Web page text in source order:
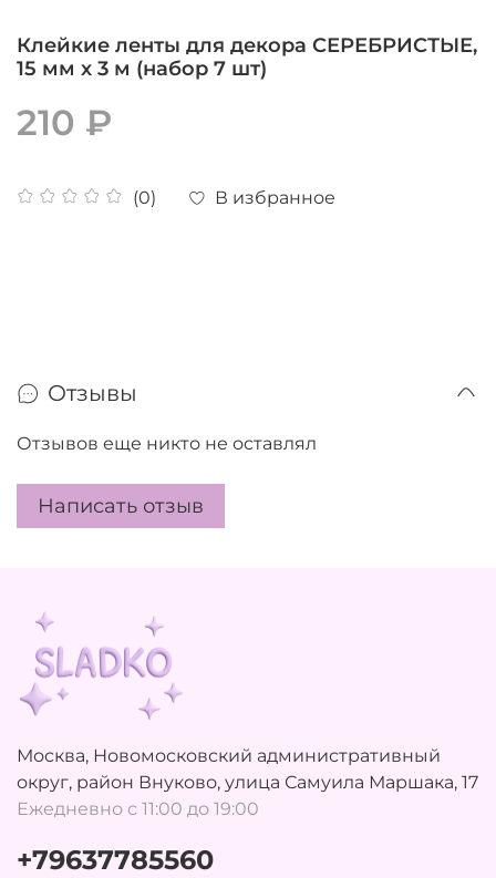
Клейкие ленты для декора СЕРЕБРИСТЫЕ,
15 мм х 3 м (набор 7 шт)
(0) В избранное
210 ₽
Отзывы
Отзывов еще никто не оставлял
Написать отзыв
Москва, Новомосковский административный
округ, район Внуково, улица Самуила Маршака, 17
Ежедневно с 11:00 до 19:00
+79637785560